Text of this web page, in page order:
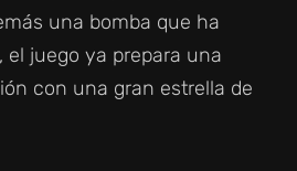
una bomba que ha
el juego ya prepara una
con una gran estrella de